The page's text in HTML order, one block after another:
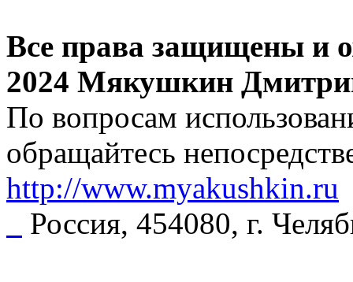
Все права защищены и
2024 Мякушкин
По вопросам
обращайтесь
http://www.myakushkin.ru
Россия, 454080, г.